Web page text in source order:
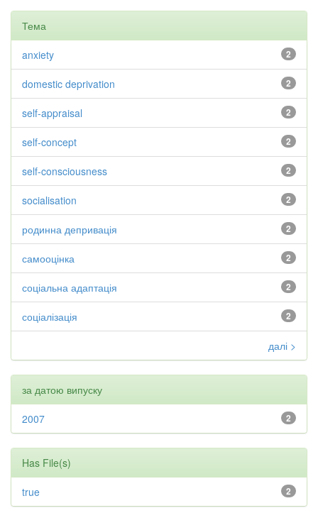
Тема
2
anxiety
2
domestic deprivation
2
self-appraisal
2
self-concept
2
self-consciousness
2
socialisation
2
родинна депривація
2
самооцінка
2
соціальна адаптація
2
соціалізація
далі >
за датою випуску
2
2007
Has File(s)
2
true